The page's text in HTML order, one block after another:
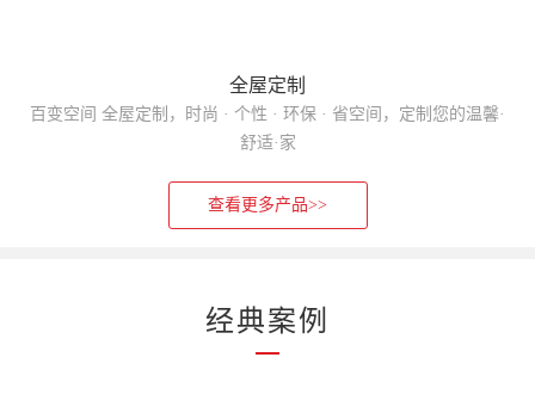
全屋定制
百变空间 全屋定制，时尚 · 个性 · 环保 · 省空间，定制您的温馨·
舒适·家
查看更多产品>>
经典案例